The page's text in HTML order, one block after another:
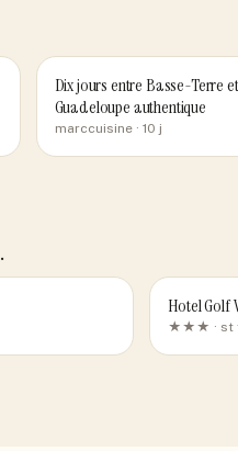
Dix jours entre Basse-Terre
Guadeloupe authentique
marccuisine· 10 j
.
Hotel Golf
★★★ ·st